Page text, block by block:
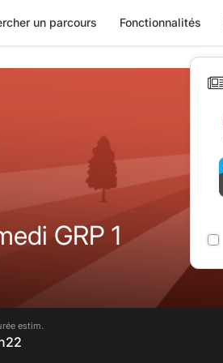
un parcours Fonctionnalités
GRP 1
estim.